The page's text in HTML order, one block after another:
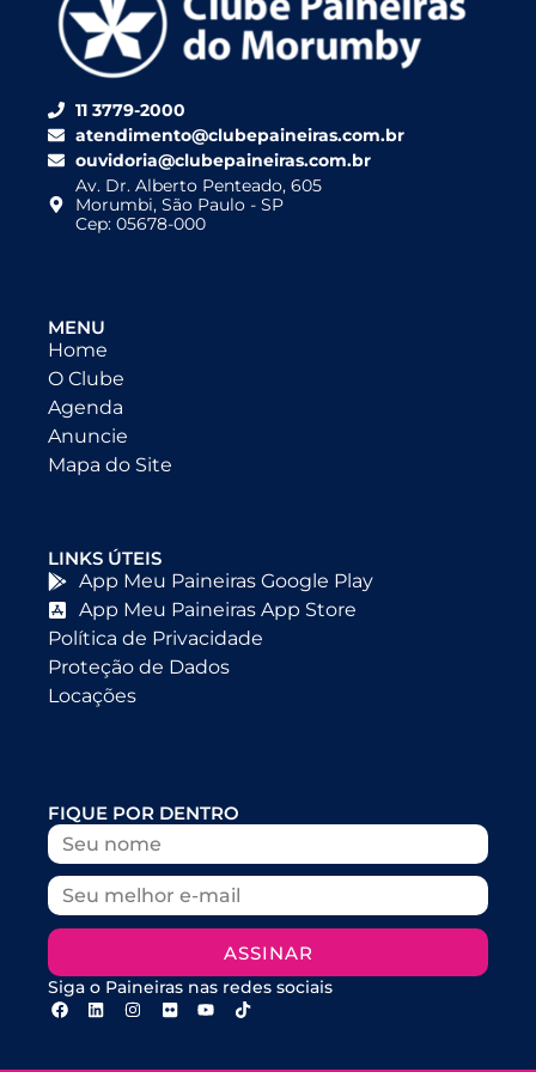
11 3779-2000
atendimento@clubepaineiras.com.br
ouvidoria@clubepaineiras.com.br
Av. Dr. Alberto Penteado, 605
Morumbi, São Paulo - SP
Cep: 05678-000
MENU
Home
O Clube
Agenda
Anuncie
Mapa do Site
LINKS ÚTEIS
App Meu Paineiras Google Play
App Meu Paineiras App Store
Política de Privacidade
Proteção de Dados
Locações
FIQUE POR DENTRO
ASSINAR
Siga o Paineiras nas redes sociais